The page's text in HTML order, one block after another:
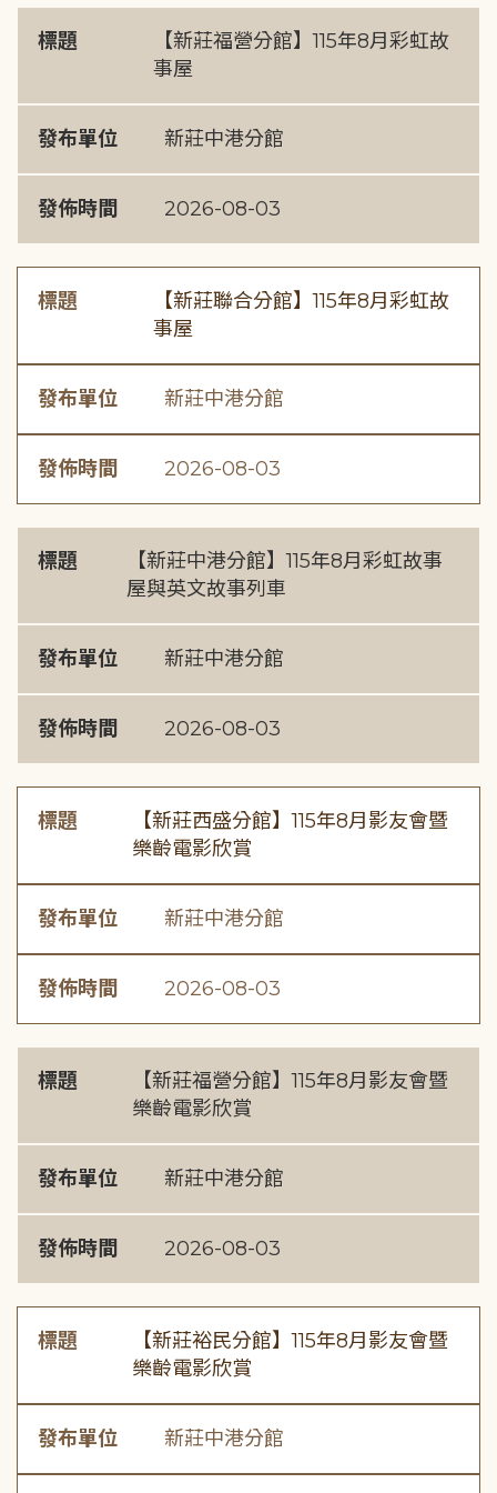
標題
【新莊福營分館】115年8月彩虹故
事屋
發布單位 新莊中港分館
發佈時間 2026-08-03
標題
【新莊聯合分館】115年8月彩虹故
事屋
發布單位 新莊中港分館
發佈時間 2026-08-03
標題
【新莊中港分館】115年8月彩虹故事
屋與英文故事列車
發布單位 新莊中港分館
發佈時間 2026-08-03
標題
【新莊西盛分館】115年8月影友會暨
樂齡電影欣賞
發布單位 新莊中港分館
發佈時間 2026-08-03
標題
【新莊福營分館】115年8月影友會暨
樂齡電影欣賞
發布單位 新莊中港分館
發佈時間 2026-08-03
標題
【新莊裕民分館】115年8月影友會暨
樂齡電影欣賞
發布單位 新莊中港分館